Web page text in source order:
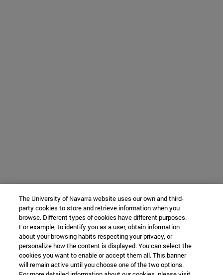
The University of Navarra website uses our own and third-
party cookies to store and retrieve information when you
browse. Different types of cookies have different purposes.
For example, to identify you as a user, obtain information
about your browsing habits respecting your privacy, or
personalize how the content is displayed. You can select the
cookies you want to enable or accept them all. This banner
will remain active until you choose one of the two options.